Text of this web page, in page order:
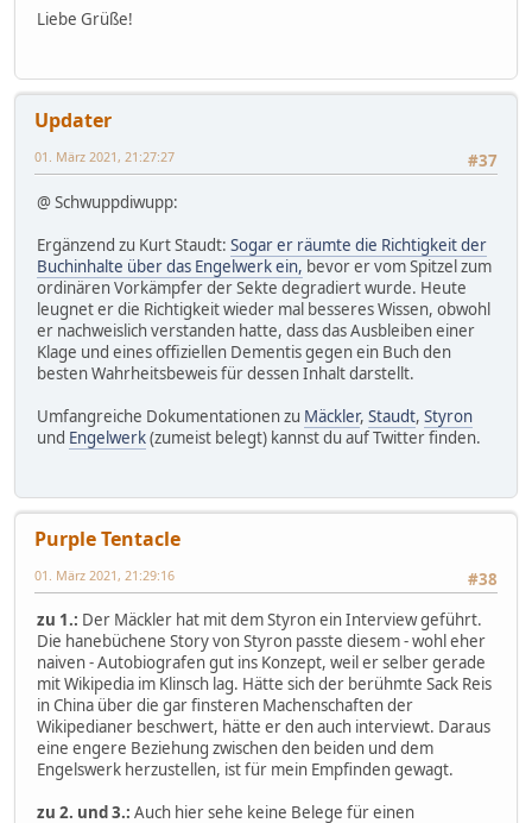
Liebe Grüße!
Updater
#37
01. März 2021, 21:27:27
@ Schwuppdiwupp:
Ergänzend zu Kurt Staudt: Sogar er räumte die Richtigkeit der
Buchinhalte über das Engelwerk ein, bevor er vom Spitzel zum
ordinären Vorkämpfer der Sekte degradiert wurde. Heute
leugnet er die Richtigkeit wieder mal besseres Wissen, obwohl
er nachweislich verstanden hatte, dass das Ausbleiben einer
Klage und eines offiziellen Dementis gegen ein Buch den
besten Wahrheitsbeweis für dessen Inhalt darstellt.
Umfangreiche Dokumentationen zu Mäckler, Staudt, Styron
und Engelwerk(zumeist belegt) kannst du auf Twitter finden.
Purple Tentacle
#38
01. März 2021, 21:29:16
zu 1.: Der Mäckler hat mit dem Styron ein Interview geführt.
Die hanebüchene Story von Styron passte diesem - wohl eher
naiven - Autobiografen gut ins Konzept, weil er selber gerade
mit Wikipedia im Klinsch lag. Hätte sich der berühmte Sack Reis
in China über die gar finsteren Machenschaften der
Wikipedianer beschwert, hätte er den auch interviewt. Daraus
eine engere Beziehung zwischen den beiden und dem
Engelswerk herzustellen, ist für mein Empfinden gewagt.
zu 2. und 3.: Auch hier sehe keine Belege für einen